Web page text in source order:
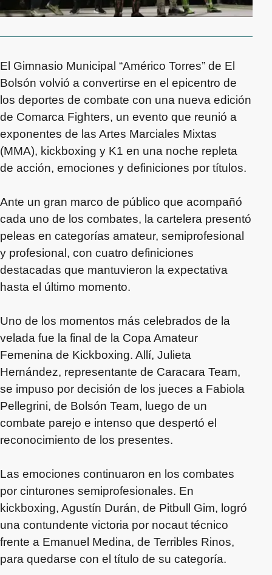
El Gimnasio Municipal “Américo Torres” de El
Bolsón volvió a convertirse en el epicentro de
los deportes de combate con una nueva edición
de Comarca Fighters, un evento que reunió a
exponentes de las Artes Marciales Mixtas
(MMA), kickboxing y K1 en una noche repleta
de acción, emociones y definiciones por títulos.
Ante un gran marco de público que acompañó
cada uno de los combates, la cartelera presentó
peleas en categorías amateur, semiprofesional
y profesional, con cuatro definiciones
destacadas que mantuvieron la expectativa
hasta el último momento.
Uno de los momentos más celebrados de la
velada fue la final de la Copa Amateur
Femenina de Kickboxing. Allí, Julieta
Hernández, representante de Caracara Team,
se impuso por decisión de los jueces a Fabiola
Pellegrini, de Bolsón Team, luego de un
combate parejo e intenso que despertó el
reconocimiento de los presentes.
Las emociones continuaron en los combates
por cinturones semiprofesionales. En
kickboxing, Agustín Durán, de Pitbull Gim, logró
una contundente victoria por nocaut técnico
frente a Emanuel Medina, de Terribles Rinos,
para quedarse con el título de su categoría.